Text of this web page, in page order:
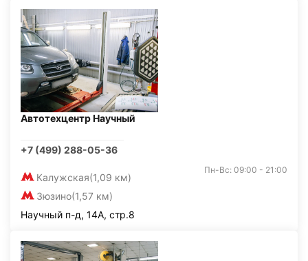
Автотехцентр Научный
+7 (499) 288-05-36
Калужская(1,09 км)
Зюзино(1,57 км)
Пн-Вс: 09:00 - 21:00
Научный п-д, 14А, стр.8